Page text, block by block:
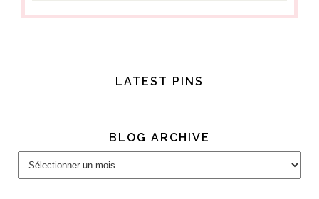
LATEST PINS
BLOG ARCHIVE
Archive